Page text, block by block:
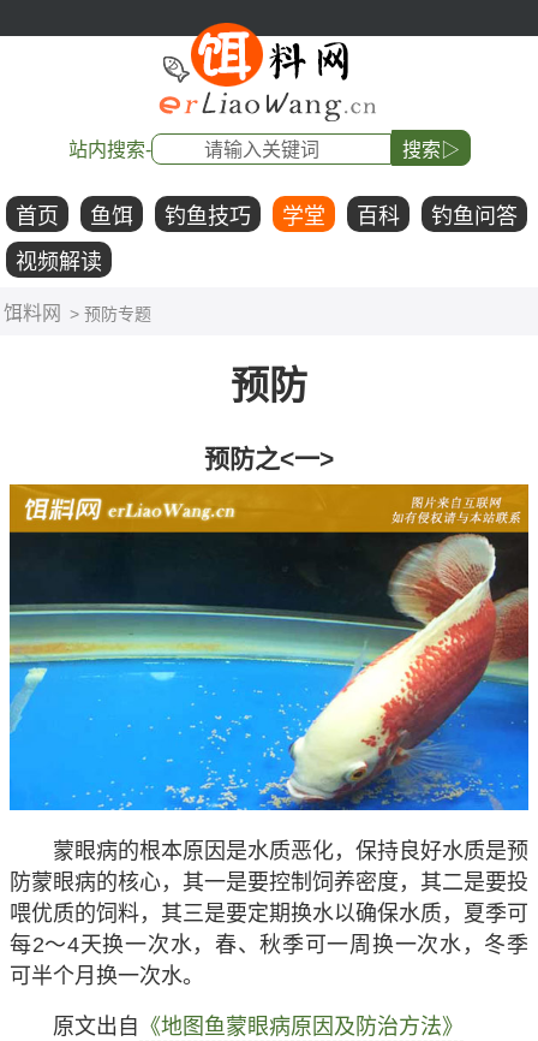
站内搜索- 搜索▷
首页 鱼饵 钓鱼技巧 学堂 百科
钓鱼问答
视频解读
饵料网 > 预防专题
预防
预防之<一>
蒙眼病的根本原因是水质恶化，保持良好水质是预
防蒙眼病的核心，其一是要控制饲养密度，其二是要投
喂优质的饲料，其三是要定期换水以确保水质，夏季可
每2～4天换一次水，春、秋季可一周换一次水，冬季
可半个月换一次水。
原文出自 《地图鱼蒙眼病原因及防治方法》